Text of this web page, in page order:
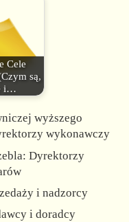
Cele
są,
i…
wyższego
wykonawczy
Dyrektorzy
i nadzorcy
i doradcy